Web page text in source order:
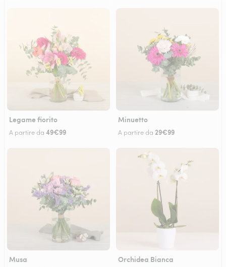
Legame fiorito
A partire da 49€99
Minuetto
A partire da 29€99
Musa Orchidea Bianca